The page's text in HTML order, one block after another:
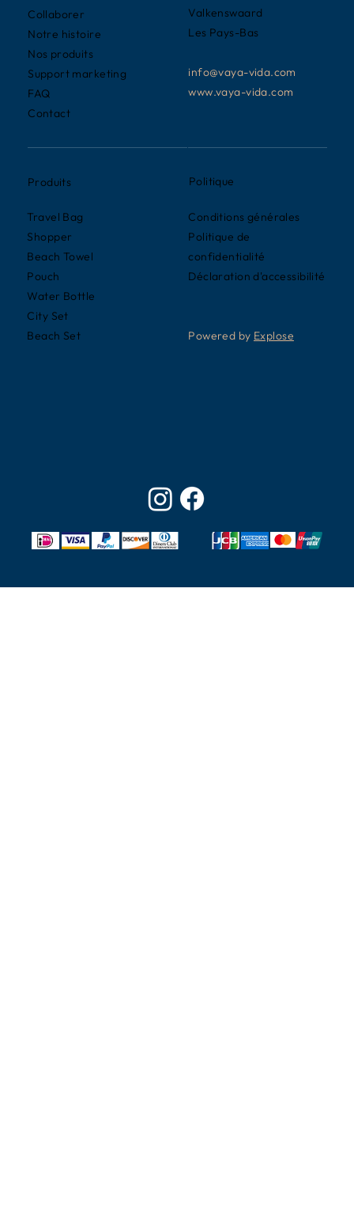
Valkenswaard
Les Pays-Bas
info@vaya-vida.com
www.vaya-vida.com
Collaborer
Notre histoire
Nos produits
Support marketing
FAQ
Contact
Produits
Travel Bag
Shopper
Beach Towel
Pouch
Water Bottle
City Set
Beach Set
Politique
Conditions générales
Politique de
confidentialité
Déclaration d'accessibilité
Powered by Explose